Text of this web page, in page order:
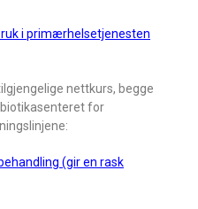
i primærhelsetjenesten
nettkurs, begge
for
(gir en rask